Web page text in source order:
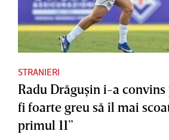
STRANIERI
Radu Drăguşin i-a convins
fi foarte greu să îl mai
primul 11”